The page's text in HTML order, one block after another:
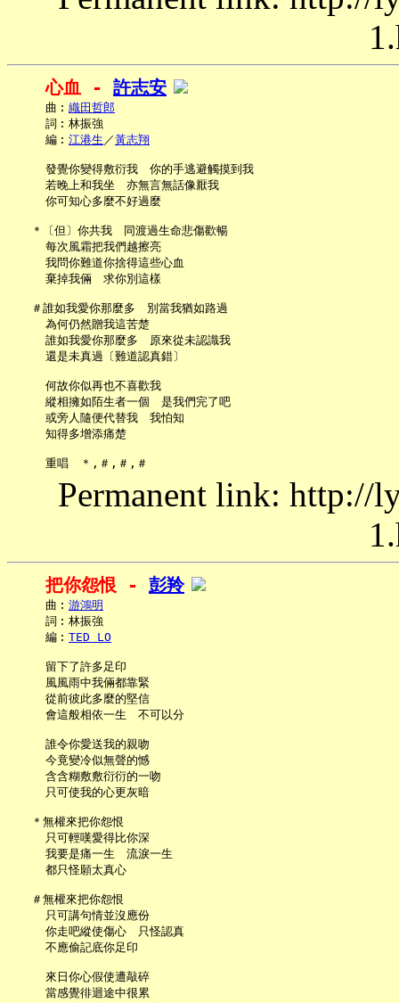
心血 - 許志安
     曲︰
織田哲郎
     詞︰林振強
     編︰
江港生 ／黃志翔
     發覺你變得敷衍我　你的手逃避觸摸到我
     若晚上和我坐　亦無言無話像厭我
     你可知心多麼不好過麼
   ＊〔但〕你共我　同渡過生命悲傷歡暢
     每次風霜把我們越擦亮
     我問你難道你捨得這些心血
     棄掉我倆　求你別這樣
   ＃誰如我愛你那麼多　別當我猶如路過
     為何仍然贈我這苦楚
     誰如我愛你那麼多　原來從未認識我
     還是未真過〔難道認真錯〕
     何故你似再也不喜歡我
     縱相擁如陌生者一個　是我們完了吧
     或旁人隨便代替我　我怕知
     知得多增添痛楚
Permanent link: http://
把你怨恨 - 彭羚
     曲︰
游鴻明
     詞︰林振強
     編︰
TED LO
     留下了許多足印
     風風雨中我倆都靠緊
     從前彼此多麼的堅信
     會這般相依一生　不可以分
     誰令你愛送我的親吻
     今竟變冷似無聲的憾
     含含糊敷敷衍衍的一吻
     只可使我的心更灰暗
   ＊無權來把你怨恨
     只可輕嘆愛得比你深
     我要是痛一生　流淚一生
     都只怪願太真心
   ＃無權來把你怨恨
     只可講句情並沒應份
     你走吧縱使傷心　只怪認真
     不應偷記底你足印
     來日你心假使遭敲碎
     當感覺徘迴途中很累